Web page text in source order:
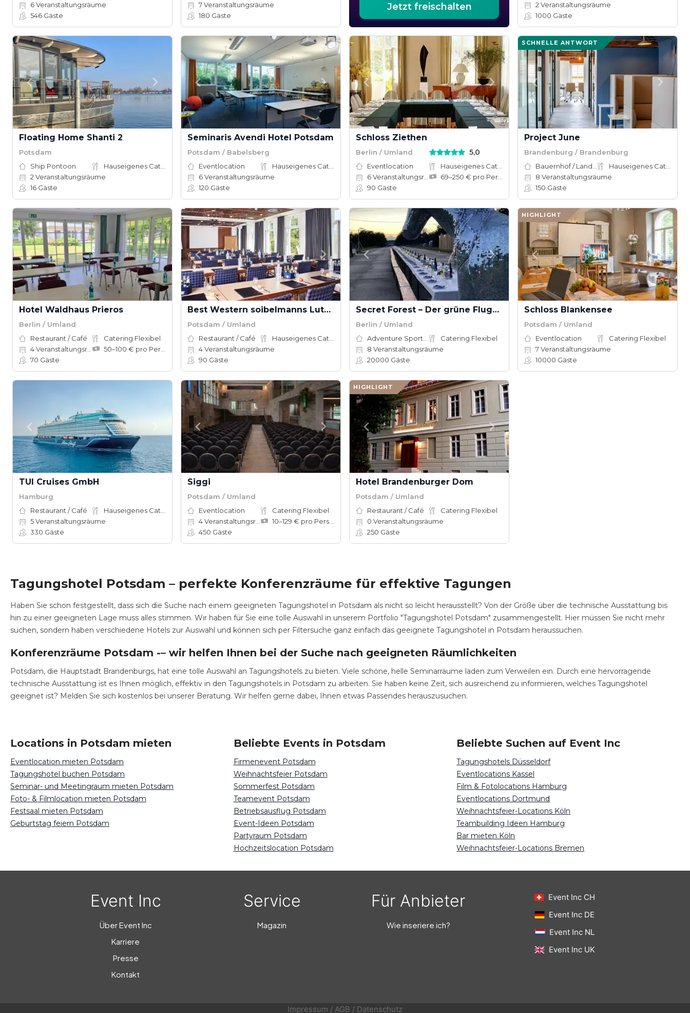
6Veranstaltungsräume
546 Gäste
7Veranstaltungsräume
180 Gäste
Jetzt freischalten
2 Veranstaltungsräume
1000 Gäste
Floating Home Shanti 2
Potsdam
Ship Pontoon
2 Veranstaltungsräume
16 Gäste
Seminaris Avendi Hotel Potsdam
Potsdam / Babelsberg
Eventlocation
6Veranstaltungsräume
120 Gäste
Schloss Ziethen
Berlin / Umland 5,0
Eventlocation
6Veranstaltungsräume
90 Gäste
SCHNELLE ANTWORT
Project June
Brandenburg / Brandenburg
8 Veranstaltungsräume
150 Gäste
Hotel Waldhaus Prieros
Berlin / Umland
Restaurant / Café
Catering Flexibel
4Veranstaltungsräume
70 Gäste
Best Western soibelmanns Lutherstadt Wittenberg
Potsdam / Umland
Restaurant / Café
4Veranstaltungsräume
90 Gäste
Secret Forest – Der grüne Flugplatz
Berlin / Umland
Catering Flexibel
8 Veranstaltungsräume
20000 Gäste
HIGHLIGHT
Schloss Blankensee
Potsdam / Umland
Eventlocation
Catering Flexibel
7Veranstaltungsräume
10000 Gäste
TUI Cruises GmbH
Hamburg
Restaurant / Café
5Veranstaltungsräume
330 Gäste
Siggi
Potsdam / Umland
Eventlocation
Catering Flexibel
4Veranstaltungsräume
450 Gäste
HIGHLIGHT
Hotel Brandenburger Dom
Potsdam / Umland
Restaurant / Café
Catering Flexibel
0 Veranstaltungsräume
250 Gäste
Tagungshotel Potsdam – perfekte Konferenzräume für effektive Tagungen
Haben Sie schon festgestellt, dass sich die Suche nach einem geeigneten Tagungshotel in Potsdam als nicht so leicht herausstellt? Von der Größe über die technische Ausstattung bis
hin zu einer geeigneten Lage muss alles stimmen. Wir haben für Sie eine tolle Auswahl in unserem Portfolio "Tagungshotel Potsdam" zusammengestellt. Hier müssen Sie nicht mehr
suchen, sondern haben verschiedene Hotels zur Auswahl und können sich per Filtersuche ganz einfach das geeignete Tagungshotel in Potsdam heraussuchen.
Konferenzräume Potsdam -– wir helfen Ihnen bei der Suche nach geeigneten Räumlichkeiten
Potsdam, die Hauptstadt Brandenburgs, hat eine tolle Auswahl an Tagungshotels zu bieten. Viele schöne, helle Seminarräume laden zum Verweilen ein. Durch eine hervorragende
technische Ausstattung ist es Ihnen möglich, effektiv in den Tagungshotels in Potsdam zu arbeiten. Sie haben keine Zeit, sich ausreichend zu informieren, welches Tagungshotel
geeignet ist? Melden Sie sich kostenlos bei unserer Beratung. Wir helfen gerne dabei, Ihnen etwas Passendes herauszusuchen.
Locations in Potsdam mieten
Eventlocation mieten Potsdam
Tagungshotel buchen Potsdam
Seminar- und Meetingraum mieten Potsdam
Foto- & Filmlocation mieten Potsdam
Festsaal mieten Potsdam
Geburtstag feiern Potsdam
Beliebte Events in Potsdam
Firmenevent Potsdam
Weihnachtsfeier Potsdam
Sommerfest Potsdam
Teamevent Potsdam
Betriebsausflug Potsdam
Event-Ideen Potsdam
Partyraum Potsdam
Hochzeitslocation Potsdam
Beliebte Suchen auf Event Inc
Tagungshotels Düsseldorf
Eventlocations Kassel
Film & Fotolocations Hamburg
Eventlocations Dortmund
Weihnachtsfeier-Locations Köln
Teambuilding Ideen Hamburg
Bar mieten Köln
Weihnachtsfeier-Locations Bremen
Event Inc
Über Event Inc
Karriere
Presse
Kontakt
Service
Magazin
Für Anbieter
Wie inseriere ich?
Event Inc CH
Event Inc DE
Event Inc NL
Event Inc UK
Impressum / AGB / Datenschutz